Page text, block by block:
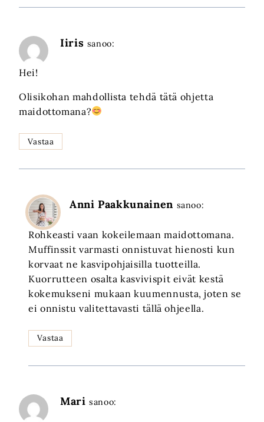
Iiris sanoo:
Hei!
Olisikohan mahdollista tehdä tätä ohjetta
maidottomana?
Vastaa
Anni Paakkunainen sanoo:
Rohkeasti vaan kokeilemaan maidottomana.
Muffinssit varmasti onnistuvat hienosti kun
korvaat ne kasvipohjaisilla tuotteilla.
Kuorrutteen osalta kasvivispit eivät kestä
kokemukseni mukaan kuumennusta, joten se
ei onnistu valitettavasti tällä ohjeella.
Vastaa
Mari sanoo: